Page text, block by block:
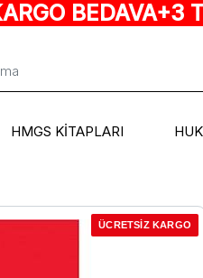
BEDAVA+3
HMGS KİTAPLARI
ÜCRETSİZ KARGO